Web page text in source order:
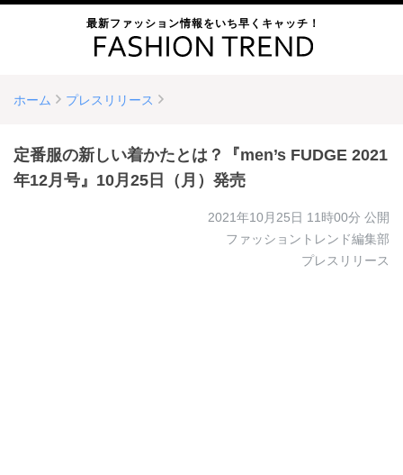
最新ファッション情報をいち早くキャッチ！
ホーム プレスリリース
定番服の新しい着かたとは？『men’s FUDGE 2021
年12月号』10月25日（月）発売
2021年10月25日 11時00分 公開
ファッショントレンド編集部
プレスリリース